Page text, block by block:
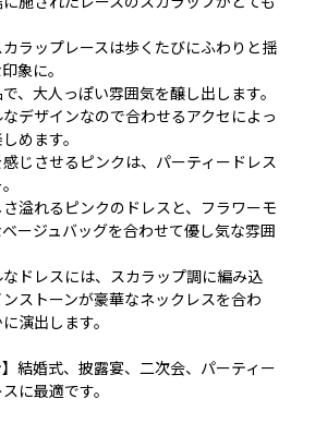
ラップレースは歩くたびにふわりと揺
象に。
、大人っぽい雰囲気を醸し出します。
デザインなので合わせるアクセによっ
めます。
じさせるピンクは、パーティードレス
溢れるピンクのドレスと、フラワーモ
ージュバッグを合わせて優し気な雰囲
ドレスには、スカラップ調に編み込
ストーンが豪華なネックレスを合わ
演出します。
】結婚式、披露宴、二次会、パーティー
に最適です。